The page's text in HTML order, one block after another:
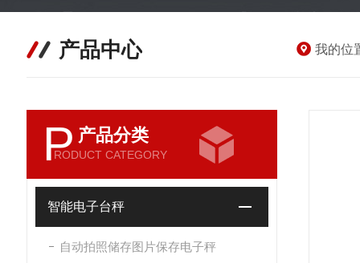
产品中心 我的位
P 产品分类
RODUCT CATEGORY
智能电子台秤
自动拍照储存图片保存电子秤